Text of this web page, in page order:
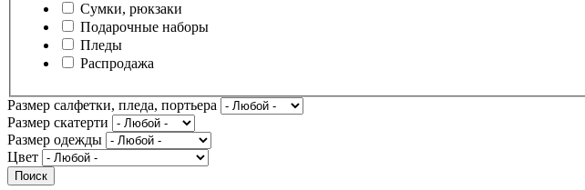
Сумки, рюкзаки
Подарочные наборы
Пледы
Распродажа
Размер салфетки, пледа, портьера
Размер скатерти
Размер одежды
Цвет
Поиск